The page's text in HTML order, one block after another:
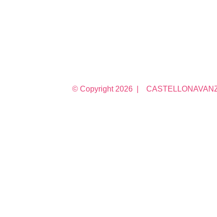
© Copyright 2026 |